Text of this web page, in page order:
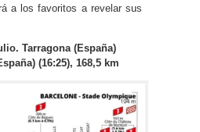
a los favoritos a revelar sus
Tarragona (España)
(16:25), 168,5 km